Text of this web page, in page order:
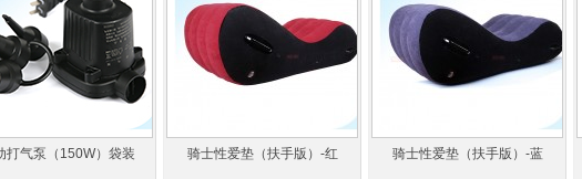
打气泵（150W）袋装 骑士性爱垫（扶手版）-红 骑士性爱垫（扶手版）-蓝